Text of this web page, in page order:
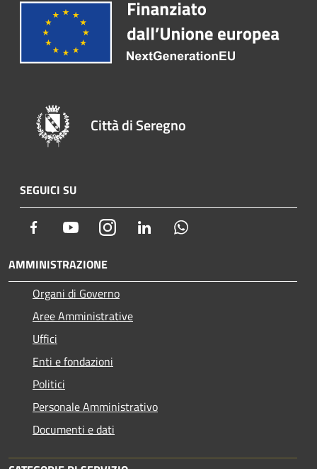
Città di Seregno
SEGUICI SU
Facebook YoutubeInstagram LinkedIn
AMMINISTRAZIONE
Organi di Governo
Aree Amministrative
Uffici
Enti e fondazioni
Politici
Personale Amministrativo
Documenti e dati